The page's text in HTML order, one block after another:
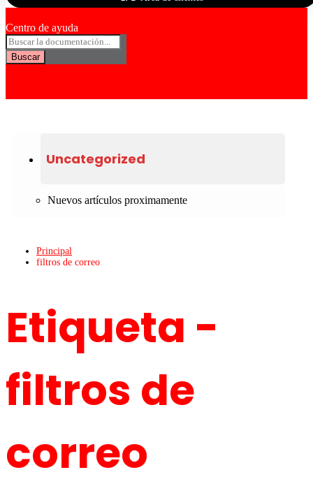
Centro de ayuda
Buscar
Uncategorized
Nuevos artículos proximamente
Principal
filtros de correo
Etiqueta -
filtros de
correo